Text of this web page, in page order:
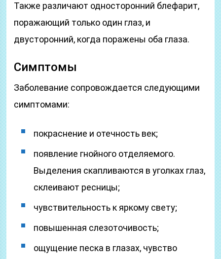
Также различают односторонний блефарит,
поражающий только один глаз, и
двусторонний, когда поражены оба глаза.
Симптомы
Заболевание сопровождается следующими
симптомами:
покраснение и отечность век;
появление гнойного отделяемого.
Выделения скапливаются в уголках глаз,
склеивают ресницы;
чувствительность к яркому свету;
повышенная слезоточивость;
ощущение песка в глазах, чувство